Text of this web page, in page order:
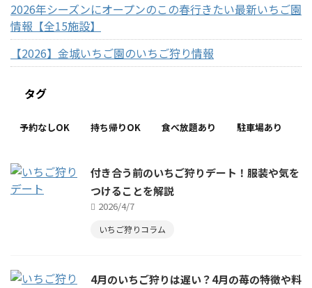
2026年シーズンにオープンのこの春行きたい最新いちご園
情報【全15施設】
【2026】金城いちご園のいちご狩り情報
タグ
予約なしOK 持ち帰りOK 食べ放題あり 駐車場あり
付き合う前のいちご狩りデート！服装や気を
つけることを解説
2026/4/7
いちご狩りコラム
4月のいちご狩りは遅い？4月の苺の特徴や料